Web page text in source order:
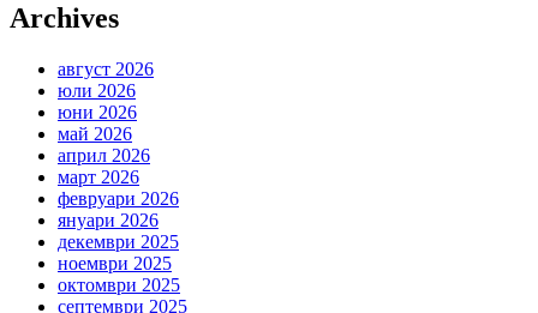
Archives
август 2026
юли 2026
юни 2026
май 2026
април 2026
март 2026
февруари 2026
януари 2026
декември 2025
ноември 2025
октомври 2025
септември 2025